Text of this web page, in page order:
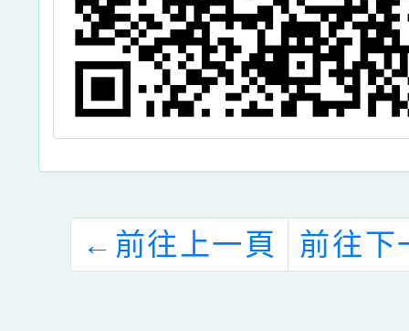
← 前往上一頁 前往下